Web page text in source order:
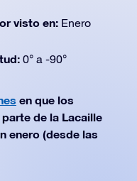
visto en: Enero
0° a -90°
en que los
de la Lacaille
enero (desde las